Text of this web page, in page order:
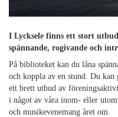
I Lycksele finns ett stort
spännande, rogivande och
På biblioteket kan du låna
och koppla av en stund. Du kan
ett brett utbud av
i något av våra inom- eller
och musikevenemang året om.